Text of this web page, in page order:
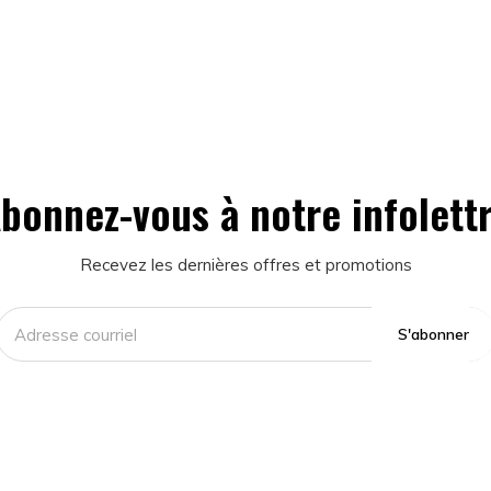
vous à notre
Recevez les dernières offres et promotions
S'abonner